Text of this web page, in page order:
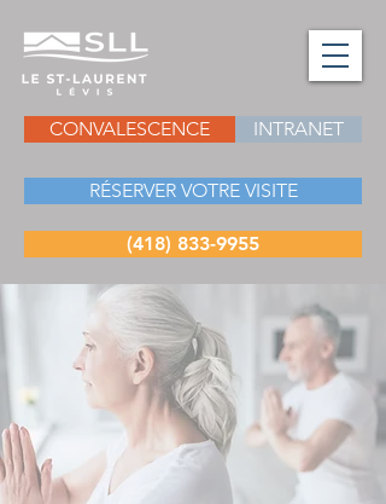
RÉSERVER VOTRE VISITE
CONVALESCENCE INTRANET
(418) 833-9955